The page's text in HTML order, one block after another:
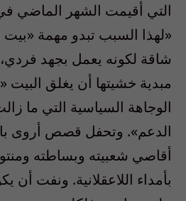
التي أقيمت الشهر الماضي
«لهذا السبب تبدو مهمة
شاقة لكونه يعمل بجهد
مبدية خشيتها أن يغلق
الوجاهة السياسية التي ما
الدعم». وتحفل قصص أروى
أقاصي شعبيته وبساطته
بأمداء اللاعقلانية. ونفت